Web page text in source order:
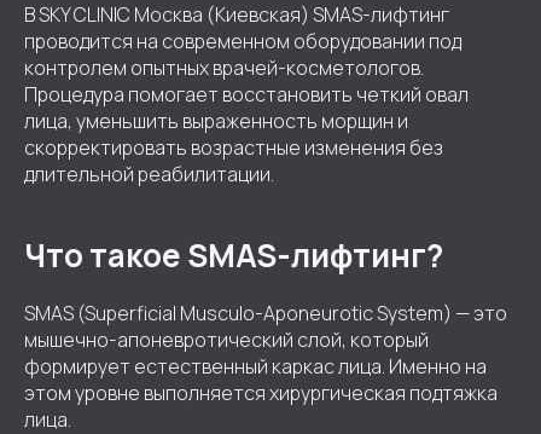
В SKY CLINIC Москва (Киевская) SMAS-лифтинг
проводится на современном оборудовании под
контролем опытных врачей-косметологов.
Процедура помогает восстановить четкий овал
лица, уменьшить выраженность морщин и
скорректировать возрастные изменения без
длительной реабилитации.
Что такое SMAS-лифтинг?
SMAS (Superficial Musculo-Aponeurotic System) — это
мышечно-апоневротический слой, который
формирует естественный каркас лица. Именно на
этом уровне выполняется хирургическая подтяжка
лица.